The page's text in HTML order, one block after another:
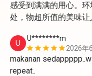
感受到满满的用心。
处，物超所值的美味让
U
U********m
2026年
makanan
repeat..